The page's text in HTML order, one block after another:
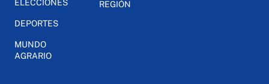
ELECCIONES
DEPORTES
MUNDO
AGRARIO
REGIÓN